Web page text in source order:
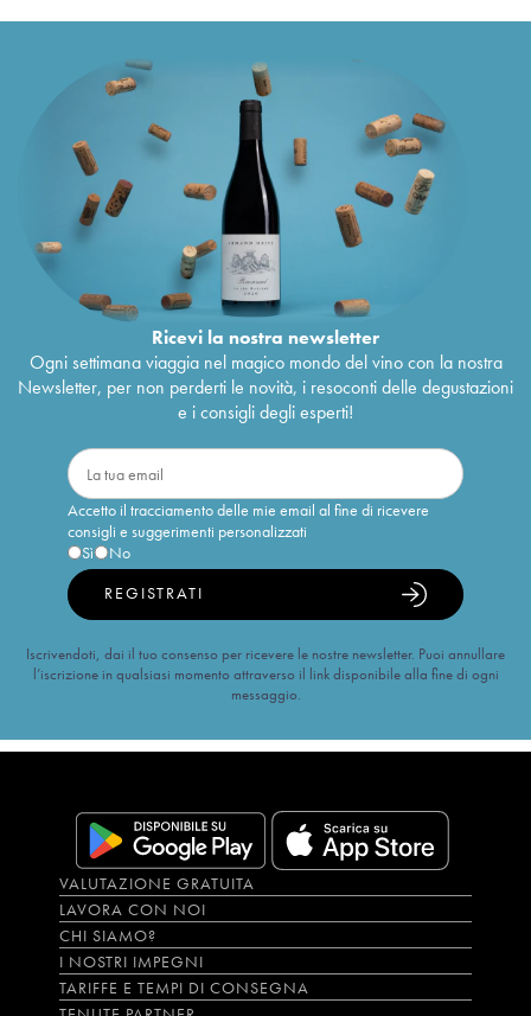
Ricevi la nostra newsletter
Ogni settimana viaggia nel magico mondo del vino con la nostra
Newsletter, per non perderti le novità, i resoconti delle degustazioni
e i consigli degli esperti!
Accetto il tracciamento delle mie email al fine di ricevere
consigli e suggerimenti personalizzati
Sì
No
REGISTRATI
Iscrivendoti, dai il tuo consenso per ricevere le nostre newsletter. Puoi annullare
l’iscrizione in qualsiasi momento attraverso il link disponibile alla fine di ogni
messaggio.
VALUTAZIONE GRATUITA
LAVORA CON NOI
CHI SIAMO?
I NOSTRI IMPEGNI
TARIFFE E TEMPI DI CONSEGNA